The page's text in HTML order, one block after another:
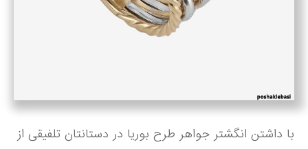
با داشتن انگشتر جواهر طرح بوریا در دستانتان تلفیقی از